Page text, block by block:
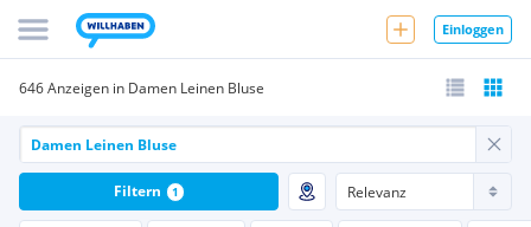
Einloggen
646 Anzeigen in Damen Leinen Bluse
Filtern 1